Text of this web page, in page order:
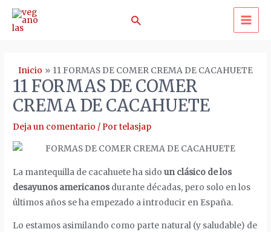
Buscar
Inicio 11 FORMAS DE COMER CREMA DE CACAHUETE
11 FORMAS DE COMER
CREMA DE CACAHUETE
Deja un comentario / Portelasjap
La mantequilla de cacahuete ha sidoun clásico de los
desayunos americanos durante décadas, pero solo en los
últimos años se ha empezado a introducir en España.
Lo estamos asimilando como parte natural (y saludable) de